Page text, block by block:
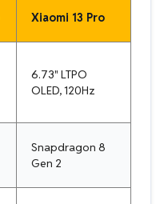
Xiaomi 13 Pro
6.73" LTPO
OLED, 120Hz
Snapdragon 8
Gen 2